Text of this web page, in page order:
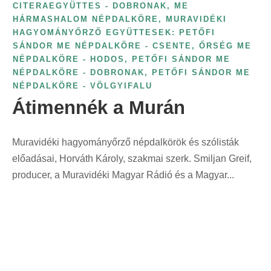
CITERAEGYÜTTES - DOBRONAK , ME
HÁRMASHALOM NÉPDALKÖRE , MURAVIDÉKI
HAGYOMÁNYŐRZŐ EGYÜTTESEK: PETŐFI
SÁNDOR ME NÉPDALKÖRE - CSENTE , ŐRSÉG ME
NÉPDALKÖRE - HODOS , PETŐFI SÁNDOR ME
NÉPDALKÖRE - DOBRONAK , PETŐFI SÁNDOR ME
NÉPDALKÖRE - VÖLGYIFALU
Átimennék a Murán
Muravidéki hagyományőrző népdalkörök és szólisták
előadásai, Horváth Károly, szakmai szerk. Smiljan Greif,
producer, a Muravidéki Magyar Rádió és a Magyar...